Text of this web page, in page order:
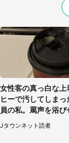
女性客の真っ白な上
ヒーで汚してしま
員の私。罵声を浴び
当然の場面で言われ
奈川県・60代男性）
Jタウンネット読者